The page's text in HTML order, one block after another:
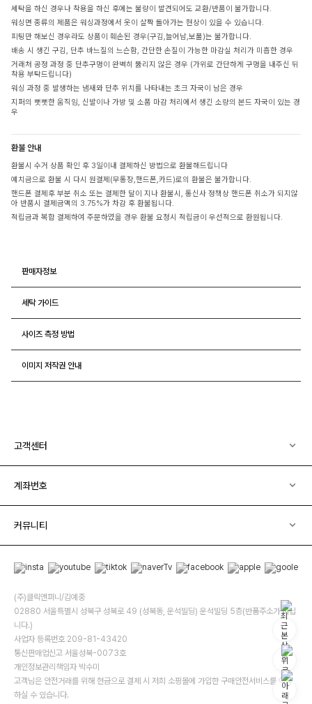
세탁을 하신 경우나 착용을 하신 후에는 불량이 발견되어도 교환/반품이 불가합니다.
워싱면 종류의 제품은 워싱과정에서 옷이 살짝 돌아가는 현상이 있을 수 있습니다.
피팅만 해보신 경우라도 상품이 훼손된 경우(구김,늘어남,보풀)는 불가합니다.
배송 시 생긴 구김, 단추 바느질의 느슨함, 간단한 손질이 가능한 마감실 처리가 미흡한 경우
거래처 공정 과정 중 단추구멍이 완벽히 뚫리지 않은 경우 (가위로 간단하게 구멍을 내주신 뒤
착용 부탁드립니다)
워싱 과정 중 발생하는 냄새와 단추 위치를 나타내는 초크 자국이 남은 경우
지퍼의 뻣뻣한 움직임, 신발이나 가방 및 소품 마감 처리에서 생긴 소량의 본드 자국이 있는 경
우
환불 안내
환불시 수거 상품 확인 후 3일이내 결제하신 방법으로 환불해드립니다
예치금으로 환불 시 다시 원결제(무통장,핸드폰,카드)로의 환불은 불가합니다.
핸드폰 결제후 부분 취소 또는 결제한 달이 지나 환불시, 통신사 정책상 핸드폰 취소가 되지않
아 반품시 결제금액의 3.75%가 차감 후 환불됩니다.
적립금과 복합 결제하여 주문하였을 경우 환불 요청시 적립금이 우선적으로 환원됩니다.
판매자정보
세탁 가이드
사이즈 측정 방법
이미지 저작권 안내
고객센터
계좌번호
커뮤니티
(주)클릭앤퍼니/김예중
02880 서울특별시 성북구 성북로 49 (성북동, 운석빌딩) 운석빌딩 5층(반품주소가 아닙
니다.)
사업자 등록번호 209-81-43420
통신판매업신고 서울성북-0073호
개인정보관리책임자 박수미
고객님은 안전거래를 위해 현금으로 결제 시 저희 소핑몰에 가입한 구매안전서비스를 이용
하실 수 있습니다.